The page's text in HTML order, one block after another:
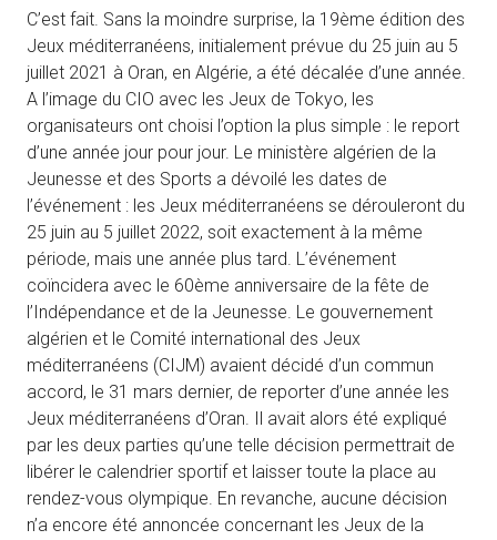
C’est fait. Sans la moindre surprise, la 19ème édition des
Jeux méditerranéens, initialement prévue du 25 juin au 5
juillet 2021 à Oran, en Algérie, a été décalée d’une année.
A l’image du CIO avec les Jeux de Tokyo, les
organisateurs ont choisi l’option la plus simple : le report
d’une année jour pour jour. Le ministère algérien de la
Jeunesse et des Sports a dévoilé les dates de
l’événement : les Jeux méditerranéens se dérouleront du
25 juin au 5 juillet 2022, soit exactement à la même
période, mais une année plus tard. L’événement
coïncidera avec le 60ème anniversaire de la fête de
l’Indépendance et de la Jeunesse. Le gouvernement
algérien et le Comité international des Jeux
méditerranéens (CIJM) avaient décidé d’un commun
accord, le 31 mars dernier, de reporter d’une année les
Jeux méditerranéens d’Oran. Il avait alors été expliqué
par les deux parties qu’une telle décision permettrait de
libérer le calendrier sportif et laisser toute la place au
rendez-vous olympique. En revanche, aucune décision
n’a encore été annoncée concernant les Jeux de la